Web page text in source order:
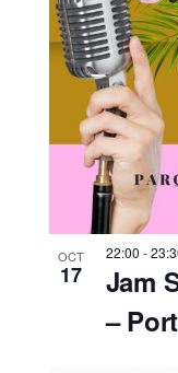
OCT
17
22:00 -
Jam
–